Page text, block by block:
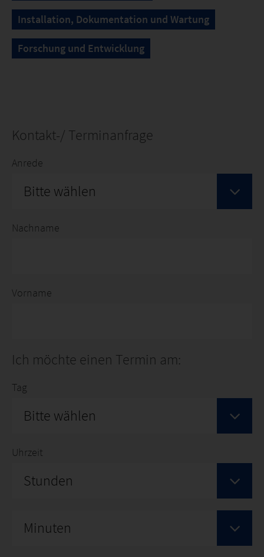
Installation, Dokumentation und Wartung
Forschung und Entwicklung
Kontakt-/ Terminanfrage
Anrede
Bitte wählen
Nachname
Vorname
Ich möchte einen Termin am:
Tag
Bitte wählen
Uhrzeit
Stunden
Minuten